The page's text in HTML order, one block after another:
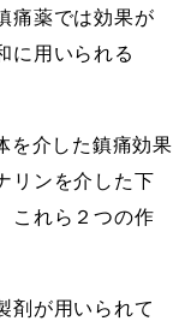
痛薬では効果が
に用いられる
を介した鎮痛効果
リンを介した下
これら２つの作
剤が用いられて